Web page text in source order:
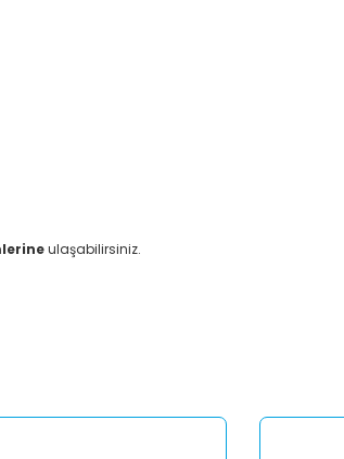
ulaşabilirsiniz.